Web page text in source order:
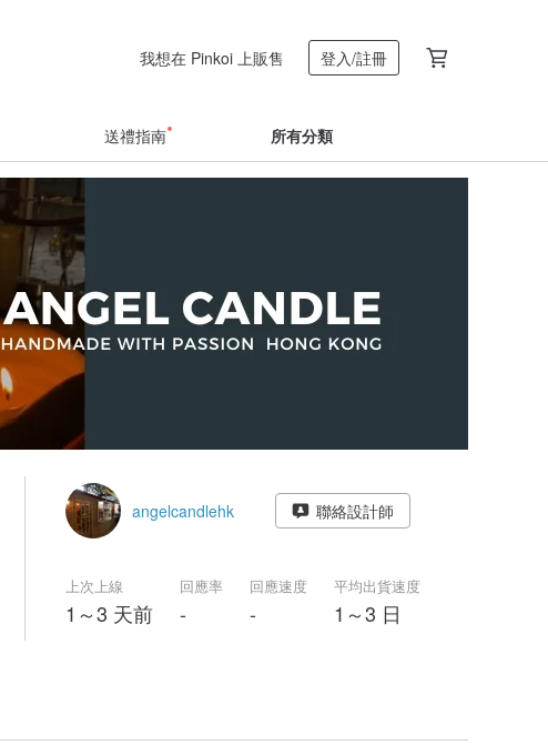
我想在 Pinkoi 上販售 登入/註冊
送禮指南 所有分類
angelcandlehk 聯絡設計師
上次上線
1～3 天前
回應率
-
回應速度
-
平均出貨速度
1～3 日